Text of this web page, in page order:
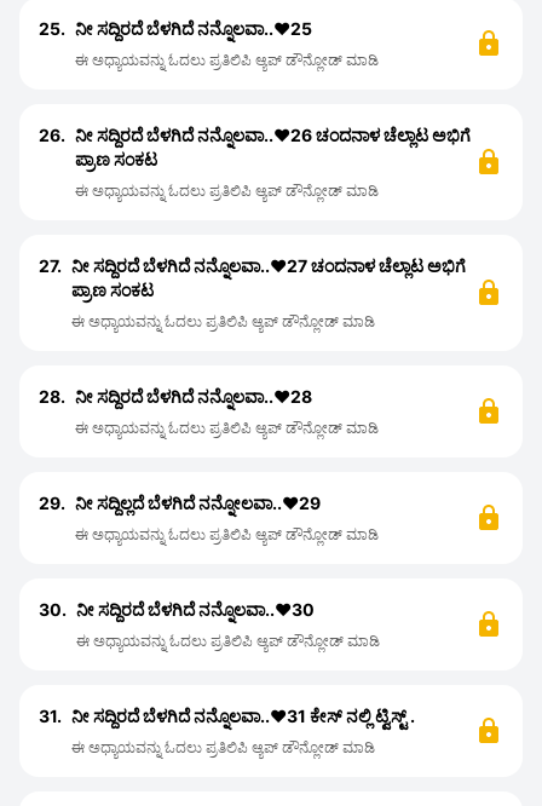
25. ನೀ ಸದ್ದಿರದೆ ಬೆಳಗಿದೆ ನನ್ನೊಲವಾ..❤️25
ಈ ಅಧ್ಯಾಯವನ್ನು ಓದಲು ಪ್ರತಿಲಿಪಿ ಆ್ಯಪ್ ಡೌನ್ಲೋಡ್ ಮಾಡಿ
26. ನೀ ಸದ್ದಿರದೆ ಬೆಳಗಿದೆ ನನ್ನೊಲವಾ..❤️26 ಚಂದನಾಳ ಚೆಲ್ಲಾಟ ಅಭಿಗೆ
ಪ್ರಾಣ ಸಂಕಟ
ಈ ಅಧ್ಯಾಯವನ್ನು ಓದಲು ಪ್ರತಿಲಿಪಿ ಆ್ಯಪ್ ಡೌನ್ಲೋಡ್ ಮಾಡಿ
27. ನೀ ಸದ್ದಿರದೆ ಬೆಳಗಿದೆ ನನ್ನೊಲವಾ..❤️27 ಚಂದನಾಳ ಚೆಲ್ಲಾಟ ಅಭಿಗೆ
ಪ್ರಾಣ ಸಂಕಟ
ಈ ಅಧ್ಯಾಯವನ್ನು ಓದಲು ಪ್ರತಿಲಿಪಿ ಆ್ಯಪ್ ಡೌನ್ಲೋಡ್ ಮಾಡಿ
28. ನೀ ಸದ್ದಿರದೆ ಬೆಳಗಿದೆ ನನ್ನೊಲವಾ..❤️28
ಈ ಅಧ್ಯಾಯವನ್ನು ಓದಲು ಪ್ರತಿಲಿಪಿ ಆ್ಯಪ್ ಡೌನ್ಲೋಡ್ ಮಾಡಿ
29. ನೀ ಸದ್ದಿಲ್ಲದೆ ಬೆಳಗಿದೆ ನನ್ನೋಲವಾ..❤️29
ಈ ಅಧ್ಯಾಯವನ್ನು ಓದಲು ಪ್ರತಿಲಿಪಿ ಆ್ಯಪ್ ಡೌನ್ಲೋಡ್ ಮಾಡಿ
30. ನೀ ಸದ್ದಿರದೆ ಬೆಳಗಿದೆ ನನ್ನೊಲವಾ..❤️30
ಈ ಅಧ್ಯಾಯವನ್ನು ಓದಲು ಪ್ರತಿಲಿಪಿ ಆ್ಯಪ್ ಡೌನ್ಲೋಡ್ ಮಾಡಿ
31. ನೀ ಸದ್ದಿರದೆ ಬೆಳಗಿದೆ ನನ್ನೊಲವಾ..❤️31 ಕೇಸ್ ನಲ್ಲಿ ಟ್ವಿಸ್ಟ್ .
ಈ ಅಧ್ಯಾಯವನ್ನು ಓದಲು ಪ್ರತಿಲಿಪಿ ಆ್ಯಪ್ ಡೌನ್ಲೋಡ್ ಮಾಡಿ